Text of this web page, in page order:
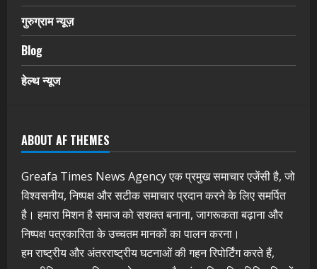
गुरुग्राम न्यूज़
Blog
हेल्थ न्यूज
ABOUT AF THEMES
Greafa Times News Agency एक प्रमुख समाचार एजेंसी है, जो
विश्वसनीय, निष्पक्ष और सटीक समाचार प्रदान करने के लिए समर्पित
है। हमारा मिशन है समाज को सशक्त बनाना, जागरूकता बढ़ाना और
निष्पक्ष पत्रकारिता के उच्चतम मानकों का पालन करना।
हम राष्ट्रीय और अंतरराष्ट्रीय घटनाओं की गहन रिपोर्टिंग करते हैं,